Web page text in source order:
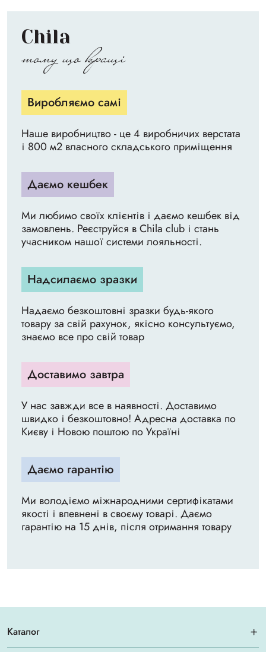
Chila
тому що кращі
Виробляємо самі
Наше виробництво - це 4 виробничих верстата
і 800 м2 власного складського приміщення
Даємо кешбек
Ми любимо своїх клієнтів і даємо кешбек від
замовлень. Реєструйся в Chila club і стань
учасником нашої системи лояльності.
Надсилаємо зразки
Надаємо безкоштовні зразки будь-якого
товару за свій рахунок, якісно консультуємо,
знаємо все про свій товар
Доставимо завтра
У нас завжди все в наявності. Доставимо
швидко і безкоштовно! Адресна доставка по
Києву і Новою поштою по Україні
Даємо гарантію
Ми володіємо міжнародними сертифікатами
якості і впевнені в своєму товарі. Даємо
гарантію на 15 днів, після отримання товару
Каталог